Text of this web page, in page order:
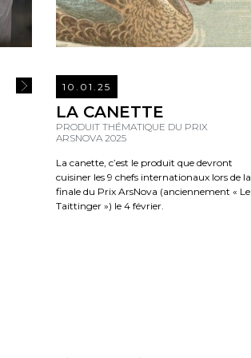
READ MORE
10.01.25
LA CANETTE
PRODUIT THÉMATIQUE DU PRIX
ARSNOVA 2025
La canette, c’est le produit que devront
cuisiner les 9 chefs internationaux lors de la
finale du Prix ArsNova (anciennement « Le
Taittinger ») le 4 février.